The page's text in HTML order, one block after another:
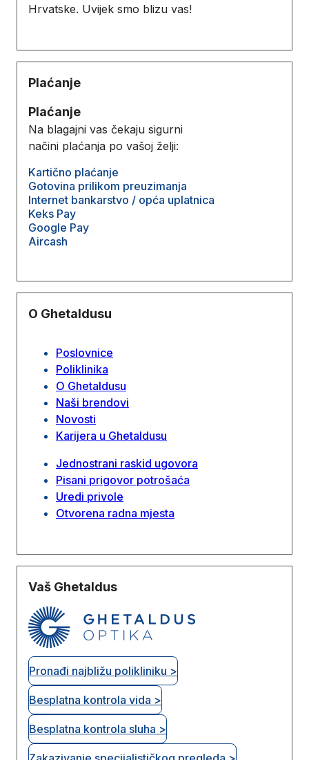
Hrvatske. Uvijek smo blizu vas!
Plaćanje
Plaćanje
Na blagajni vas čekaju sigurni
načini plaćanja po vašoj želji:
Kartično plaćanje
Gotovina prilikom preuzimanja
Internet bankarstvo / opća uplatnica
Keks Pay
Google Pay
Aircash
O Ghetaldusu
Poslovnice
Poliklinika
O Ghetaldusu
Naši brendovi
Novosti
Karijera u Ghetaldusu
Jednostrani raskid ugovora
Pisani prigovor potrošaća
Uredi privole
Otvorena radna mjesta
Vaš Ghetaldus
Pronađi najbližu polikliniku >
Besplatna kontrola vida >
Besplatna kontrola sluha >